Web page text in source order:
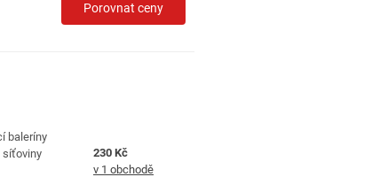
Porovnat ceny
baleríny
síťoviny
230 Kč
v 1 obchodě